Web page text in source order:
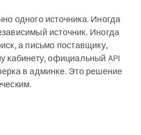
одного источника. Иногда
источник. Иногда
а письмо поставщику,
кабинету, официальный API
в админке. Это решение